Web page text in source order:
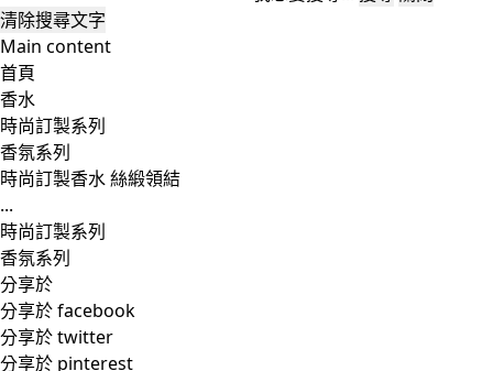
清除搜尋文字
Main content
首頁
香水
時尚訂製系列
香氛系列
時尚訂製香水 絲緞領結
...
時尚訂製系列
香氛系列
分享於
分享於 facebook
分享於 twitter
分享於 pinterest